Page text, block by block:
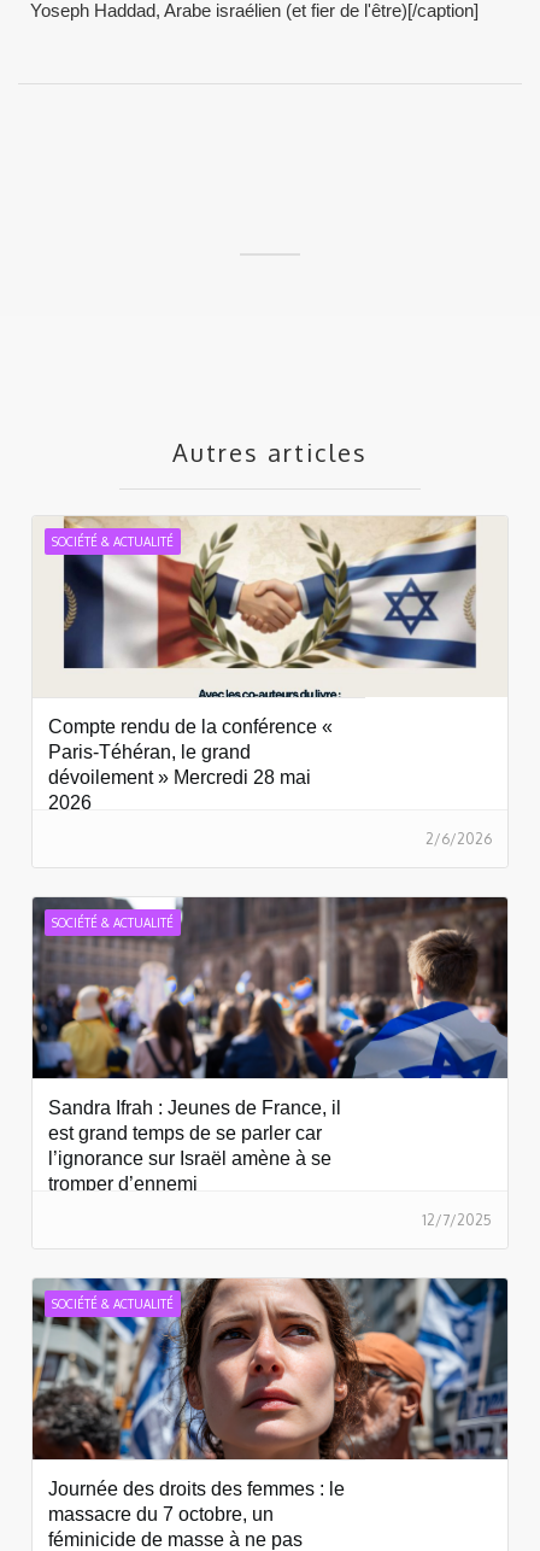
Yoseph Haddad, Arabe israélien (et fier de l'être)[/caption]
Autres articles
SOCIÉTÉ & ACTUALITÉ
Compte rendu de la conférence «
Paris-Téhéran, le grand
dévoilement » Mercredi 28 mai
2026
2/6/2026
SOCIÉTÉ & ACTUALITÉ
Sandra Ifrah : Jeunes de France, il
est grand temps de se parler car
l’ignorance sur Israël amène à se
tromper d’ennemi
12/7/2025
SOCIÉTÉ & ACTUALITÉ
Journée des droits des femmes : le
massacre du 7 octobre, un
féminicide de masse à ne pas